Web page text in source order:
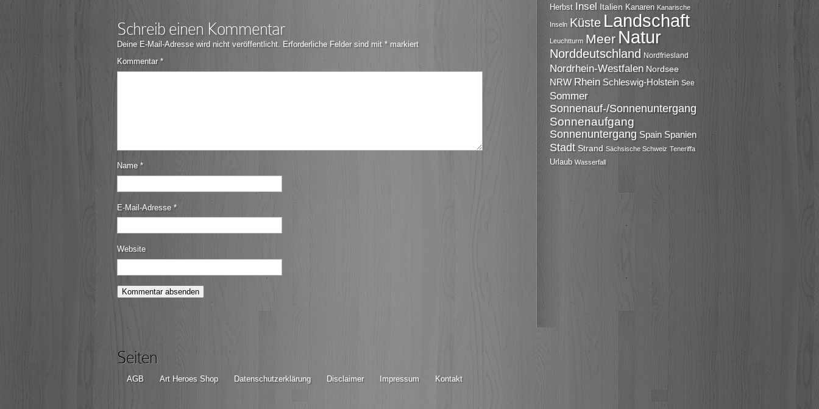
Schreib einen Kommentar
Deine E-Mail-Adresse wird nicht veröffentlicht. Erforderliche Felder sind mit * markiert
Kommentar *
Name *
E-Mail-Adresse *
Website
Herbst Insel Italien Kanaren Kanarische
Inseln Küste Landschaft
Leuchtturm Meer Natur
Norddeutschland Nordfriesland
Nordrhein-Westfalen Nordsee
NRW Rhein Schleswig-Holstein See
Sommer
Sonnenauf-/Sonnenuntergang
Sonnenaufgang
Sonnenuntergang Spain Spanien
Stadt Strand Sächsische Schweiz Teneriffa
Urlaub Wasserfall
Seiten
AGB Art Heroes Shop Datenschutzerklärung Disclaimer Impressum Kontakt